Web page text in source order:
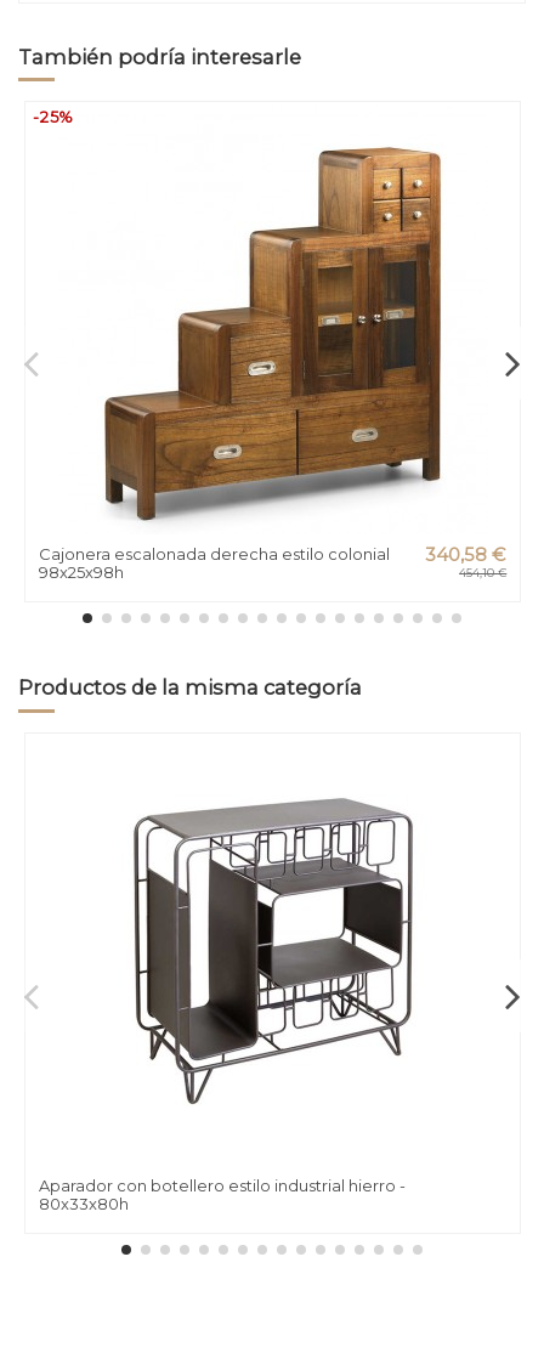
También podría interesarle
-25%
Cajonera escalonada derecha estilo colonial
98x25x98h
340,58 €
454,10 €
Productos de la misma categoría
Aparador con botellero estilo industrial hierro -
80x33x80h